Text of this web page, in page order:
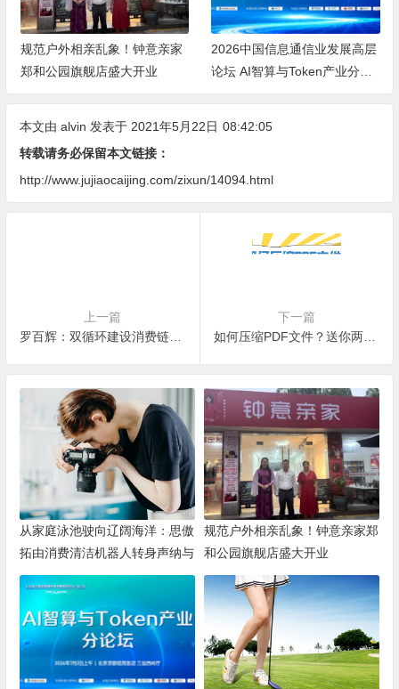
2026中国信息通信业发展高层
论坛 AI智算与Token产业分论
坛顺利举办
大平层高端智能照明品牌推
荐：空间容量、无主灯光质、
全屋定制、长期售后四个维度
本文由 alvin 发表于 2021年5月22日 08:42:05
转载请务必保留本文链接：
http://www.jujiaocaijing.com/zixun/14094.html
上一篇
罗百辉：双循环建设消费链人才链科技链，链长制赋能万亿园区经济指数增长
下一篇
如何压缩PDF文件？送你两个好方法！
从家庭泳池驶向辽阔海洋：思傲
拓由消费清洁机器人转身声纳与
海洋机器人赛道
规范户外相亲乱象！钟意亲家郑
和公园旗舰店盛大开业